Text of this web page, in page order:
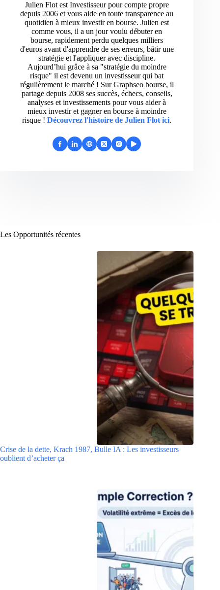
Julien Flot est Investisseur pour compte propre
depuis 2006 et vous aide en toute transparence au
quotidien à mieux investir en bourse. Julien est
comme vous, il a un jour voulu débuter en
bourse, rapidement perdu quelques milliers
d'euros avant d'apprendre de ses erreurs, bâtir une
stratégie et l'appliquer avec discipline.
Aujourd’hui grâce à sa "stratégie du moindre
risque" il est devenu un investisseur qui bat
régulièrement le marché ! Sur Graphseo bourse, il
partage depuis 2008 ses succès, échecs, conseils,
analyses et investissements pour vous aider à
mieux investir et gagner en bourse à moindre
risque ! Découvrez l'histoire de Julien Flot ici.
Les Opportunités récentes
Crise de la dette, Krach 1987, Bulle IA : Les investisseurs
oublient d’acheter ça